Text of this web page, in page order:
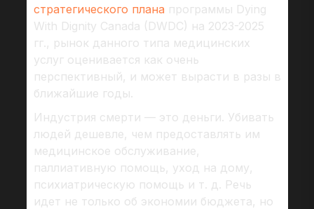
стратегического плана программы Dying
With Dignity Canada (DWDC) на 2023-2025
гг., рынок данного типа медицинских
услуг оценивается как очень
перспективный, и может вырасти в разы в
ближайшие годы.
Индустрия смерти — это деньги. Убивать
людей дешевле, чем предоставлять им
медицинское обслуживание,
паллиативную помощь, уход на дому,
психиатрическую помощь и т. д. Речь
идет не только об экономии бюджета, но